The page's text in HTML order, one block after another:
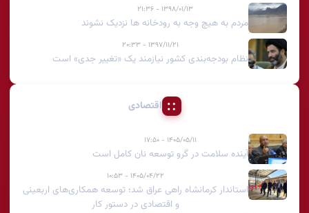
۱۳۹۸/۰۱/۱۳ - ۲۱:۳۶
مردم به هیچ وجه به رودخانه ها نزدیک نشوند
۱۳۹۷/۱۱/۲۱ - ۲۰:۳۳
نظام بودجه‌بندی کشور نیازمند یک «تغییر جدی» است
اقتصادی
۱۴۰۵/۰۵/۱۱ - ۱۷:۵۰
آینده سلامت در گرو توسعه نان کامل است
۱۴۰۵/۰۴/۲۲ - ۱۰:۵۳
استاندار کرمانشاه راهی عراق شد؛ توسعه همکاری‌های اربعینی
و اقتصادی در دستور کار